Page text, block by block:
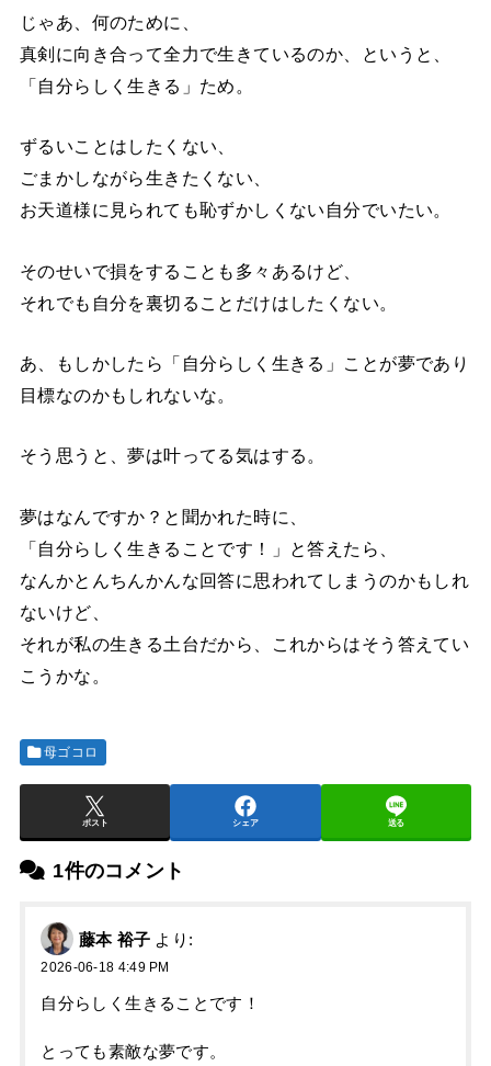
じゃあ、何のために、
真剣に向き合って全力で生きているのか、というと、
「自分らしく生きる」ため。
ずるいことはしたくない、
ごまかしながら生きたくない、
お天道様に見られても恥ずかしくない自分でいたい。
そのせいで損をすることも多々あるけど、
それでも自分を裏切ることだけはしたくない。
あ、もしかしたら「自分らしく生きる」ことが夢であり
目標なのかもしれないな。
そう思うと、夢は叶ってる気はする。
夢はなんですか？と聞かれた時に、
「自分らしく生きることです！」と答えたら、
なんかとんちんかんな回答に思われてしまうのかもしれ
ないけど、
それが私の生きる土台だから、これからはそう答えてい
こうかな。
母ゴコロ
ポスト シェア 送る
1件のコメント
藤本 裕子 より:
2026-06-18 4:49 PM
自分らしく生きることです！
とっても素敵な夢です。